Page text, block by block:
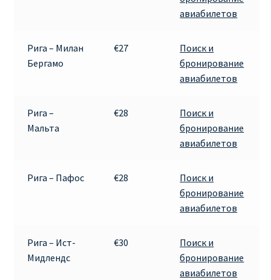
авиабилетов
Рига – Милан
Бергамо
€27
Поиск и
бронирование
авиабилетов
Рига –
Мальта
€28
Поиск и
бронирование
авиабилетов
Рига – Пафос €28
Поиск и
бронирование
авиабилетов
Рига – Ист-
Мидлендс
€30
Поиск и
бронирование
авиабилетов